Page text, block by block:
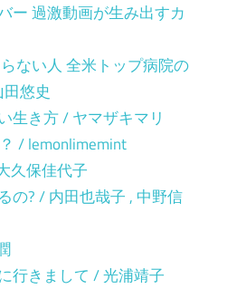
ー 過激動画が生み出すカ
ない人 全米トップ病院の
悠史
生き方 / ヤマザキマリ
/ lemonlimemint
久保佳代子
の? / 内田也哉子 , 中野信
行きまして / 光浦靖子